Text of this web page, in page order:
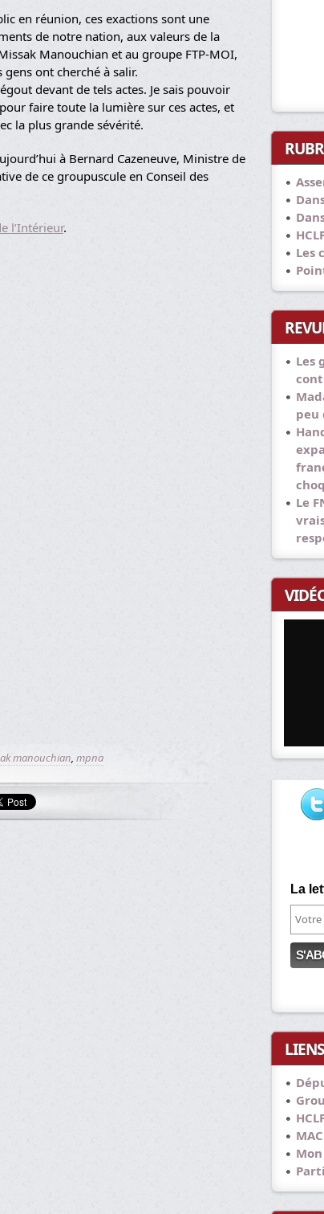
en réunion, ces exactions sont une
de notre nation, aux valeurs de la
Manouchian et au groupe FTP-MOI,
gens ont cherché à salir.
devant de tels actes. Je sais pouvoir
faire toute la lumière sur ces actes, et
la plus grande sévérité.
à Bernard Cazeneuve, Ministre de
de ce groupuscule en Conseil des
l’Intérieur.
manouchian, mpna
Les
Les
peu
Le
La
LIENS